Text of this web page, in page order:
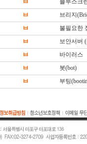
ㅂ
블루스크
ㅂ
브리지
ㅂ
불필요한
ㅂ
보안서버
ㅂ
바이러스
ㅂ
봇(bot)
ㅂ 부팅